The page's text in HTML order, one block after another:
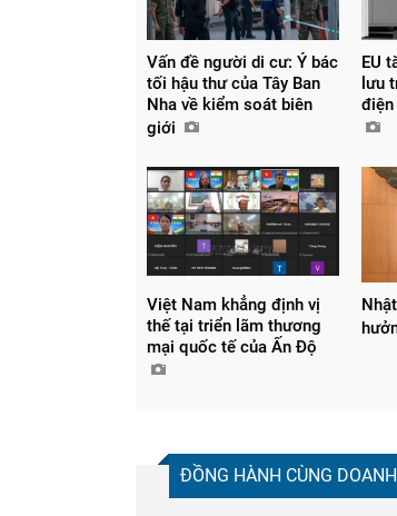
Vấn đề người di cư: Ý bác
tối hậu thư của Tây Ban
Nha về kiểm soát biên
giới
EU
lưu
Việt Nam khẳng định vị
thế tại triển lãm thương
mại quốc tế của Ấn Độ
ĐỒNG HÀNH CÙNG